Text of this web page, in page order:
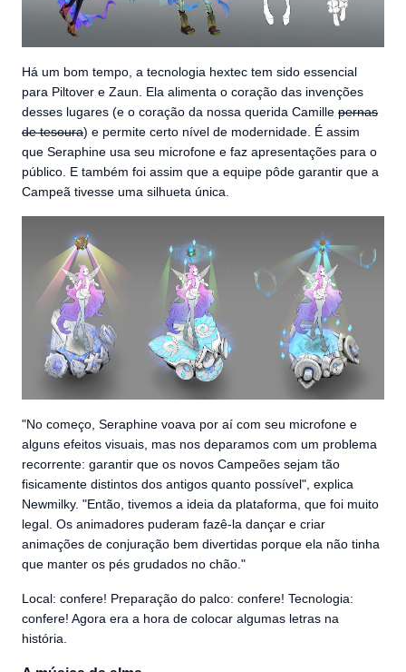
Há um bom tempo, a tecnologia hextec tem sido essencial
para Piltover e Zaun. Ela alimenta o coração das invenções
desses lugares (e o coração da nossa querida Camille pernas
de tesoura) e permite certo nível de modernidade. É assim
que Seraphine usa seu microfone e faz apresentações para o
público. E também foi assim que a equipe pôde garantir que a
Campeã tivesse uma silhueta única.
"No começo, Seraphine voava por aí com seu microfone e
alguns efeitos visuais, mas nos deparamos com um problema
recorrente: garantir que os novos Campeões sejam tão
fisicamente distintos dos antigos quanto possível", explica
Newmilky. "Então, tivemos a ideia da plataforma, que foi muito
legal. Os animadores puderam fazê-la dançar e criar
animações de conjuração bem divertidas porque ela não tinha
que manter os pés grudados no chão."
Local: confere! Preparação do palco: confere! Tecnologia:
confere! Agora era a hora de colocar algumas letras na
história.